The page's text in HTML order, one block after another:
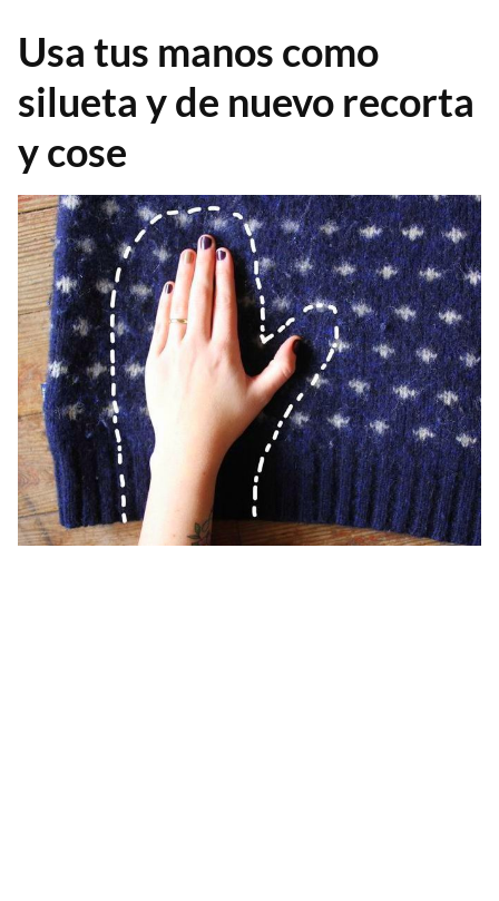
Usa tus manos como
silueta y de nuevo recorta
y cose